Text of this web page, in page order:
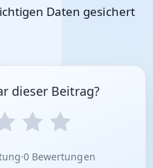
Daten gesichert
dieser Beitrag?
·0 Bewertungen